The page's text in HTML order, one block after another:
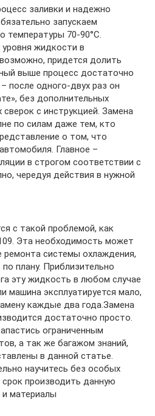
заливки и надежно
запускаем
температуры 70-90°C.
жидкости в
придется долить
выше процесс достаточно
после одного-двух раз он
без дополнительных
с инструкцией. Замена
по силам даже тем, кто
о том, что
Главное –
в строгом соответствии с
чередуя действия в нужной
с такой проблемой, как
Эта необходимость может
ремонта системы охлаждения,
плану. Приблизительно
эту жидкость в любом случае
машина эксплуатируется мало,
каждые два года.Замена
достаточно просто.
ограниченным
а так же багажом знаний,
в данной статье.
научитесь без особых
производить данную
материалы